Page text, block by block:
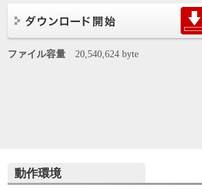
ファイル容量 20,540,624 byte
動作環境